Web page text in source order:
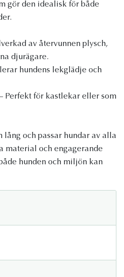
gör den idealisk för både
av återvunnen plysch,
djurägare.
hundens lekglädje och
Perfekt för kastlekar eller som
lång och passar hundar av alla
material och engagerande
hunden och miljön kan